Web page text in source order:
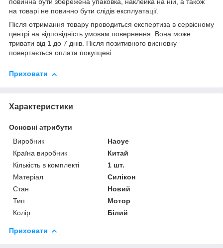
повинна бути збережена упаковка, наклейка на ній, а також
на товарі не повинно бути слідів експлуатації.
Після отримання товару проводиться експертиза в сервісному
центрі на відповідність умовам повернення. Вона може
тривати від 1 до 7 днів. Після позитивного висновку
повертається оплата покупцеві.
Приховати
Характеристики
Основні атрибути
Виробник
Haoye
Країна виробник
Китай
Кількість в комплекті
1 шт.
Матеріал
Силікон
Стан
Новий
Тип
Мотор
Колір
Білий
Приховати